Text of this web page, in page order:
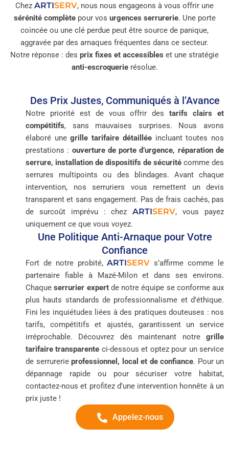
Chez ARTISERV, nous nous engageons à vous offrir une
sérénité complètepour vos urgences serrurerie. Une porte
coincée ou une clé perdue peut être source de panique,
aggravée par des arnaques fréquentes dans ce secteur.
Notre réponse : des prix fixes et accessibles et une stratégie
anti-escroquerierésolue.
Des Prix Justes, Communiqués à l’Avance
Notre priorité est de vous offrir destarifs clairs et
compétitifs, sans mauvaises surprises. Nous avons
élaboré unegrille tarifaire détailléeincluant toutes nos
prestations : ouverture de porte d’urgence, réparation de
serrure, installation de dispositifs de sécurité comme des
serrures multipoints ou des blindages. Avant chaque
intervention, nos serruriers vous remettent un devis
transparent et sans engagement. Pas de frais cachés, pas
de surcoût imprévu : chezARTISERV, vous payez
uniquement ce que vous voyez.
Une Politique Anti-Arnaque pour Votre
Confiance
Fort de notre probité,ARTISERV s’affirme comme le
partenaire fiable à Mazé-Milon et dans ses environs.
Chaqueserrurier expertde notre équipe se conforme aux
plus hauts standards de professionnalisme et d’éthique.
Fini les inquiétudes liées à des pratiques douteuses : nos
tarifs, compétitifs et ajustés, garantissent un service
irréprochable. Découvrez dès maintenant notre grille
tarifaire transparente ci-dessous et optez pour un service
de serrurerie professionnel, local et de confiance. Pour un
dépannage rapide ou pour sécuriser votre habitat,
contactez-nous et profitez d’une intervention honnête à un
prix juste !
Appelez-nous